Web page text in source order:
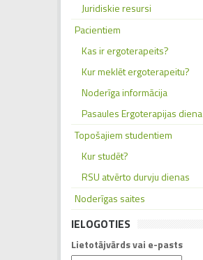
Juridiskie resursi
Pacientiem
Kas ir ergoterapeits?
Kur meklēt ergoterapeitu?
Noderīga informācija
Pasaules Ergoterapijas diena
Topošajiem studentiem
Kur studēt?
RSU atvērto durvju dienas
Noderīgas saites
IELOGOTIES
Lietotājvārds vai e-pasts